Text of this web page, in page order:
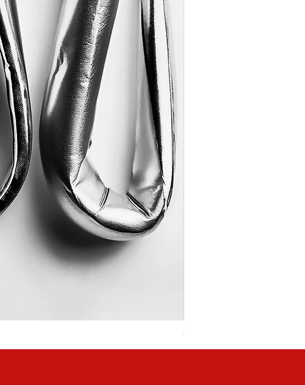
Coração de Artista